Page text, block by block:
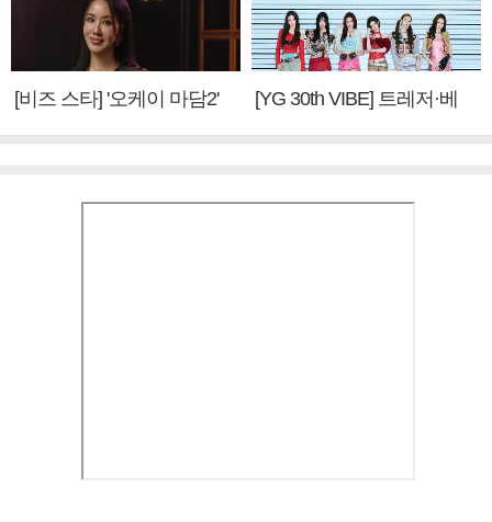
[비즈 스타] '오케이 마담2'
[YG 30th VIBE] 트레저·베